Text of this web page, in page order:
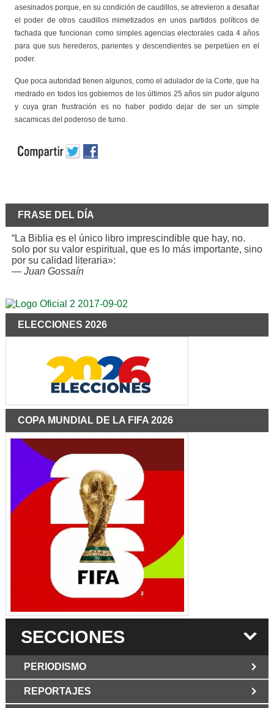
asesinados porque, en su condición de caudillos, se atrevieron a desafiar
el poder de otros caudillos mimetizados en unos partidos políticos de
fachada que funcionan como simples agencias electorales cada 4 años
para que sus herederos, parientes y descendientes se perpetúen en el
poder.
Que poca autoridad tienen algunos, como el adulador de la Corte, que ha
medrado en todos los gobiernos de los últimos 25 años sin pudor alguno
y cuya gran frustración es no haber podido dejar de ser un simple
sacamicas del poderoso de turno.
FRASE DEL DÍA
“La Biblia es el único libro imprescindible que hay, no.
solo por su valor espiritual, que es lo más importante, sino
por su calidad literaria»:
— Juan Gossaín
ELECCIONES 2026
COPA MUNDIAL DE LA FIFA 2026
SECCIONES
PERIODISMO
Los Periodist@s
REPORTAJES